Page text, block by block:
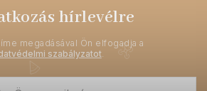
hírlevélre
megadásával Ön elfogadja a
szabályzatot.